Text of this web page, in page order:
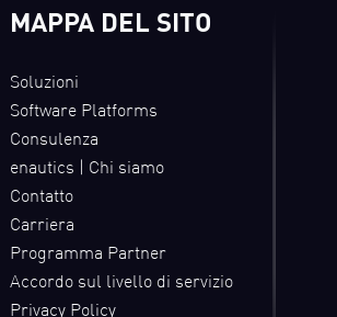
MAPPA DEL SITO
Soluzioni
Software Platforms
Consulenza
enautics | Chi siamo
Contatto
Carriera
Programma Partner
Accordo sul livello di servizio
Privacy Policy